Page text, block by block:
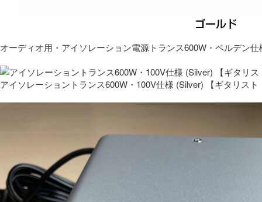
オーディオ用・アイソレーション電源トランス600W・ベルデン仕
アイソレーショントランス600W・100V仕様 (Silver) 【ギタリス